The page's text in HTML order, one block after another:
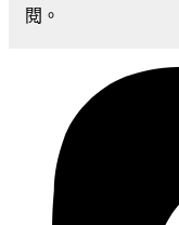
閱。